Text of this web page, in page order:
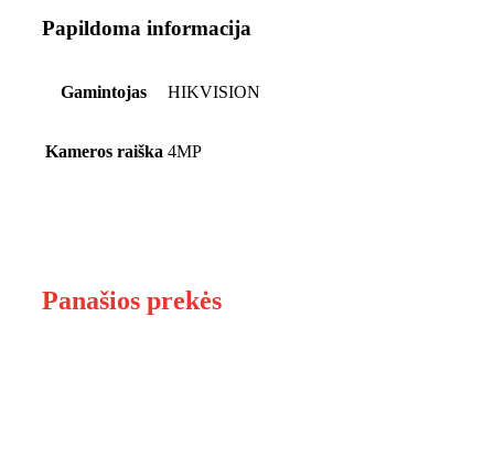
Papildoma informacija
Gamintojas HIKVISION
Kameros raiška 4MP
Panašios prekės